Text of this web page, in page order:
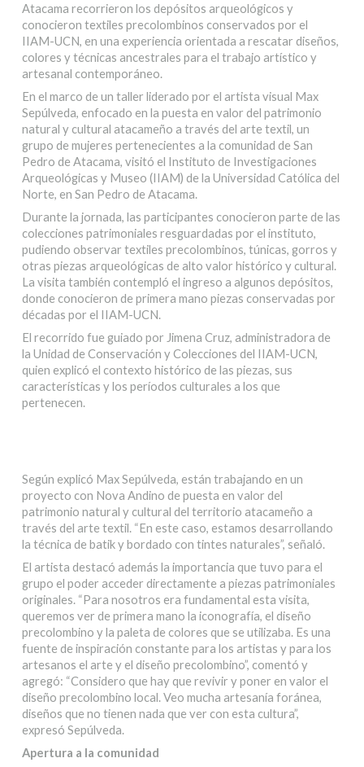
Atacama recorrieron los depósitos arqueológicos y
conocieron textiles precolombinos conservados por el
IIAM-UCN, en una experiencia orientada a rescatar diseños,
colores y técnicas ancestrales para el trabajo artístico y
artesanal contemporáneo.
En el marco de un taller liderado por el artista visual Max
Sepúlveda, enfocado en la puesta en valor del patrimonio
natural y cultural atacameño a través del arte textil, un
grupo de mujeres pertenecientes a la comunidad de San
Pedro de Atacama, visitó el Instituto de Investigaciones
Arqueológicas y Museo (IIAM) de la Universidad Católica del
Norte, en San Pedro de Atacama.
Durante la jornada, las participantes conocieron parte de las
colecciones patrimoniales resguardadas por el instituto,
pudiendo observar textiles precolombinos, túnicas, gorros y
otras piezas arqueológicas de alto valor histórico y cultural.
La visita también contempló el ingreso a algunos depósitos,
donde conocieron de primera mano piezas conservadas por
décadas por el IIAM-UCN.
El recorrido fue guiado por Jimena Cruz, administradora de
la Unidad de Conservación y Colecciones del IIAM-UCN,
quien explicó el contexto histórico de las piezas, sus
características y los períodos culturales a los que
pertenecen.
Según explicó Max Sepúlveda, están trabajando en un
proyecto con Nova Andino de puesta en valor del
patrimonio natural y cultural del territorio atacameño a
través del arte textil. “En este caso, estamos desarrollando
la técnica de batik y bordado con tintes naturales”, señaló.
El artista destacó además la importancia que tuvo para el
grupo el poder acceder directamente a piezas patrimoniales
originales. “Para nosotros era fundamental esta visita,
queremos ver de primera mano la iconografía, el diseño
precolombino y la paleta de colores que se utilizaba. Es una
fuente de inspiración constante para los artistas y para los
artesanos el arte y el diseño precolombino”, comentó y
agregó: “Considero que hay que revivir y poner en valor el
diseño precolombino local. Veo mucha artesanía foránea,
diseños que no tienen nada que ver con esta cultura”,
expresó Sepúlveda.
Apertura a la comunidad